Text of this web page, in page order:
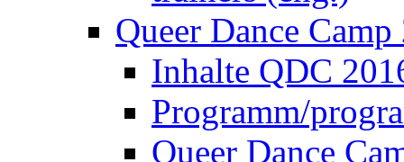
Programm/
Queer Dance
Trainer_innen
Trainers (eng.)